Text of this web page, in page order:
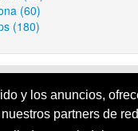
y los anuncios,
partners de
(60)
(180)
is not affiliated with
at http://